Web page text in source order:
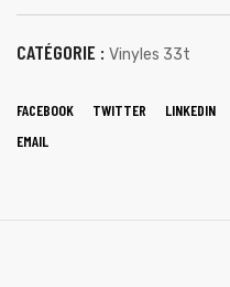
CATÉGORIE : Vinyles 33t
FACEBOOK TWITTER LINKEDIN
EMAIL